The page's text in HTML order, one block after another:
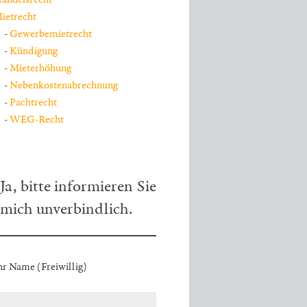
Gewerbemietrecht
Kündigung
Mieterhöhung
Nebenkostenabrechnung
Pachtrecht
WEG-Recht
Ja, bitte informieren Sie
mich unverbindlich.
Name (Freiwillig)